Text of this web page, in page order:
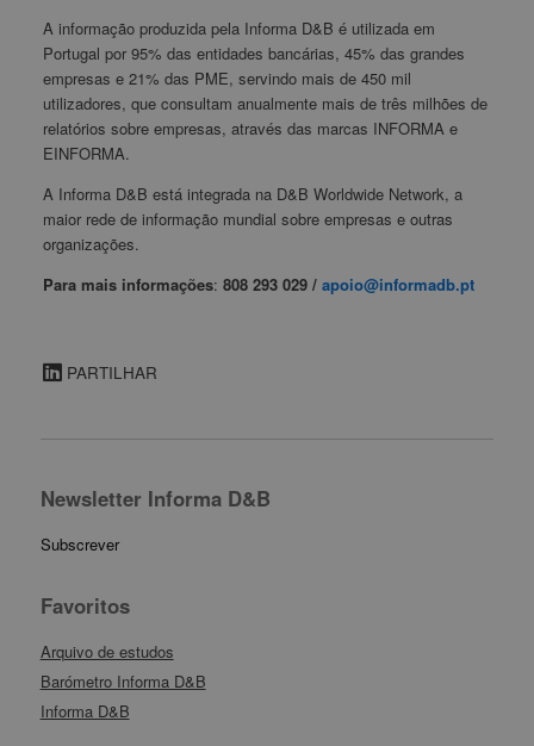
A informação produzida pela Informa D&B é utilizada em
Portugal por 95% das entidades bancárias, 45% das grandes
empresas e 21% das PME, servindo mais de 450 mil
utilizadores, que consultam anualmente mais de três milhões de
relatórios sobre empresas, através das marcas INFORMA e
EINFORMA.
A Informa D&B está integrada na D&B Worldwide Network, a
maior rede de informação mundial sobre empresas e outras
organizações.
Para mais informações: 808 293 029 / apoio@informadb.pt
PARTILHAR
Newsletter Informa D&B
Subscrever
Favoritos
Arquivo de estudos
Barómetro Informa D&B
Informa D&B